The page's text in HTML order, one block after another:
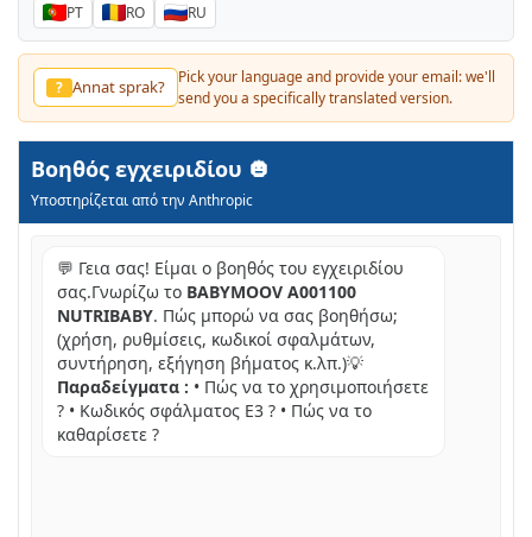
PT
RO RU
? Annat sprak?
Pick your language and provide your email: we'll
send you a specifically translated version.
Βοηθός εγχειριδίου
Υποστηρίζεται από την Anthropic
💬 Γεια σας! Είμαι ο βοηθός του εγχειριδίου
σας.Γνωρίζω το BABYMOOV A001100
NUTRIBABY. Πώς μπορώ να σας βοηθήσω;
(χρήση, ρυθμίσεις, κωδικοί σφαλμάτων,
συντήρηση, εξήγηση βήματος κ.λπ.)💡
Παραδείγματα : • Πώς να το χρησιμοποιήσετε
? • Κωδικός σφάλματος E3 ? • Πώς να το
καθαρίσετε ?